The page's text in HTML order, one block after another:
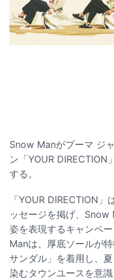
Snow Manがプーマ ジ
ン「YOUR DIRECTION
する。
「YOUR DIRECTION」
ッセージを掲げ、Snow
姿を表現するキャンペ
Manは、厚底ソールが
サンダル」を着用し、
染むタウンユースを意